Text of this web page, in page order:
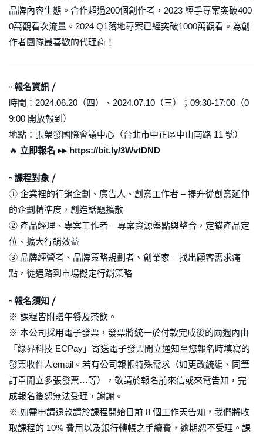
品牌內容生態。合作超過200個創作者，2023 經手專案突破400
0萬觀看次流量。2024 Q1落地專案已經突破1000萬觀看。為創
作者團隊最喜歡的代理商！
▫ 報名資訊 ⧸
時間：2024.06.20（四）、2024.07.10（三）；09:30-17:00（0
9:00 開放報到）
地點：張榮發國際會議中心（台北市中正區中山南路 11 號）
🔥 立即報名 ▸▸ https://bit.ly/3WvtDND
▫ 課程對象 ⧸
➀ 企業裡的行銷企劃、廣告人、創意工作者 – 提升從創意延伸
的企劃精準度，創造話題擴散
➁ 產品經理、專案工作者 – 專案資源盤點與整合，定錨產品定
位、擴大行銷效益
➂ 品牌經營者、品牌策略規劃者、創業家 – 找出顧客需求痛
點，從通路到市場擬定行銷策略
▫ 報名須知 ⧸
※ 課程皆附贈午餐及茶飲。
※ 本公司採用電子發票，發票將統一於付款完成後的兩週內由
「綠界科技 ECPay」寄送電子發票開立通知至您報名時填寫的
發票收件人email。若有公司報帳特殊需求（如更改統編、同筆
訂單開立多張發票…等），敬請於報名前來信或來電告知，完
成報名後恕無法受理，謝謝。
※ 如需申請退款請於課程開始日前 8 個工作天告知，我們將收
取課程的 10% 費用以及銀行轉帳之手續費，逾期恕不受理。課